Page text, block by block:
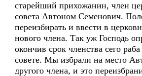
старейший прихожанин, член
совета Автоном Семенович.
переизбирать и ввести в
нового члена. Так уж Господь
окончив срок членства сего
совете. Мы избрали на место
другого члена, и это